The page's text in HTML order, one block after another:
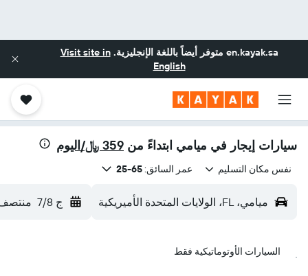
en.kayak.sa متوفر أيضاً باللغة الإنجليزية.Visit site in
English
سيارات إيجار في ميامي ابتداءً من 359 ﷼/اليوم
نفس مكان التسليم عمر السائق:65-25
ميامي، FL، الولايات المتحدة الأميريكية ج 7/8 منتصف
السيارات الأوتوماتيكية فقط